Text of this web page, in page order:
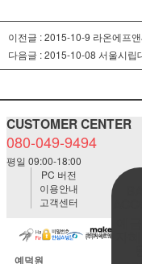
이전글 :2015-10-9 라온에프
다음글 :2015-10-08 서울시립
CUSTOMER CENTER
080-049-9494
평일 09:00-18:00
PC 버전
이용안내
고객센터
예덕원